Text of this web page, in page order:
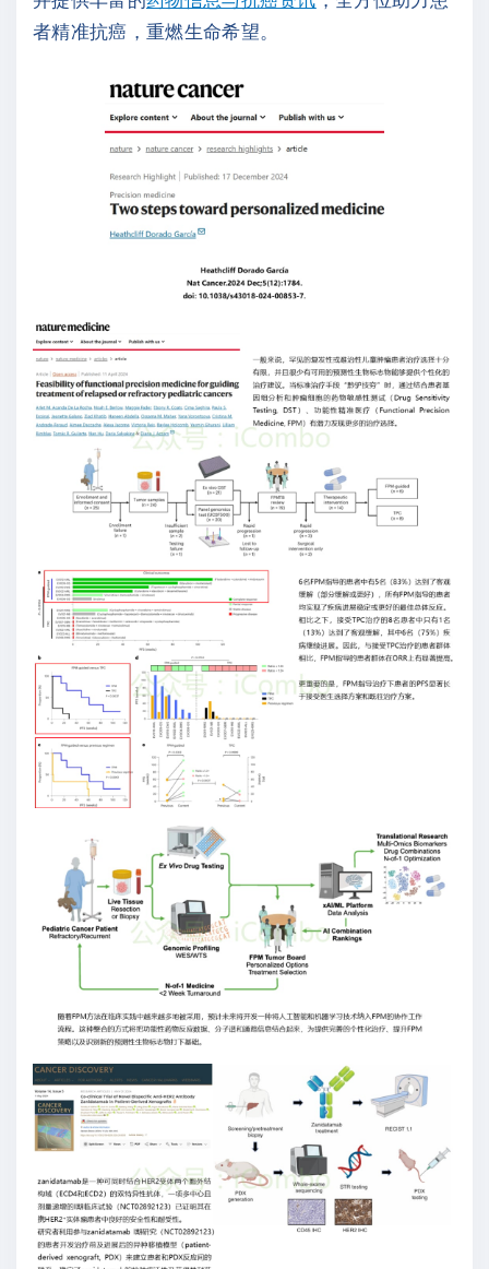
者精准抗癌，重燃生命希望。